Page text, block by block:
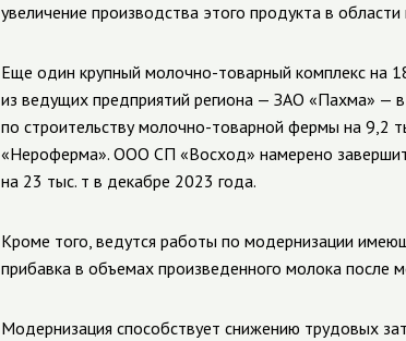
увеличение производства этого продукта в области
Еще один крупный молочно-товарный комплекс на
из ведущих предприятий региона — ЗАО «Пахма» —
по строительству молочно-товарной фермы на 9,2
«Нероферма». ООО СП «Восход» намерено
на 23 тыс. т в декабре 2023 года.
Кроме того, ведутся работы по модернизации
прибавка в объемах произведенного молока после
Модернизация способствует снижению трудовых